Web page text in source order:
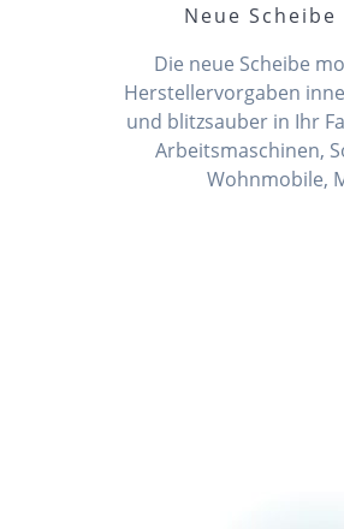
Neue
Die neue Scheibe
Herstellervorgaben
und blitzsauber in Ihr
Arbeitsmaschinen,
Wohnmobile,